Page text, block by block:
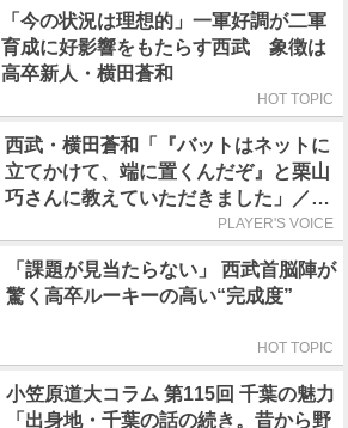
「今の状況は理想的」一軍好調が二軍
育成に好影響をもたらす西武 象徴は
高卒新人・横田蒼和
HOT TOPIC
西武・横田蒼和「『バットはネットに
立てかけて、端に置くんだぞ』と栗山
巧さんに教えていただきました」／憧
PLAYER'S VOICE
「課題が見当たらない」 西武首脳陣が
驚く高卒ルーキーの高い“完成度”
HOT TOPIC
小笠原道大コラム 第115回 千葉の魅力
「出身地・千葉の話の続き。昔から野